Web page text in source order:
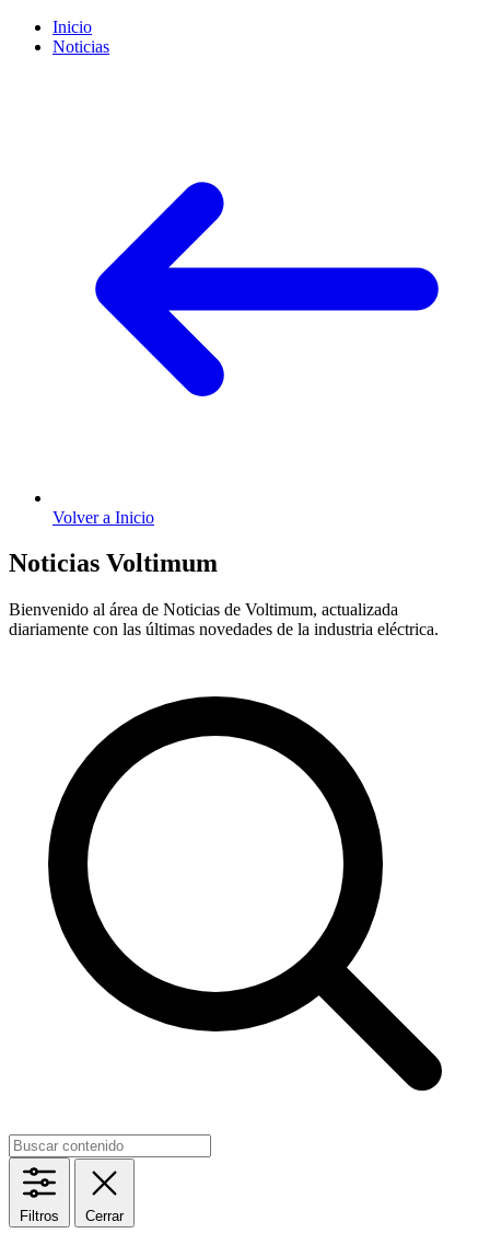
Inicio
Noticias
Volver a Inicio
Noticias Voltimum
Bienvenido al área de Noticias de Voltimum, actualizada
diariamente con las últimas novedades de la industria eléctrica.
Filtros Cerrar